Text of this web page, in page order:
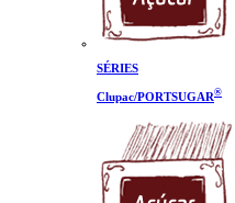
SÉRIES
Clupac/PORTSUGAR®